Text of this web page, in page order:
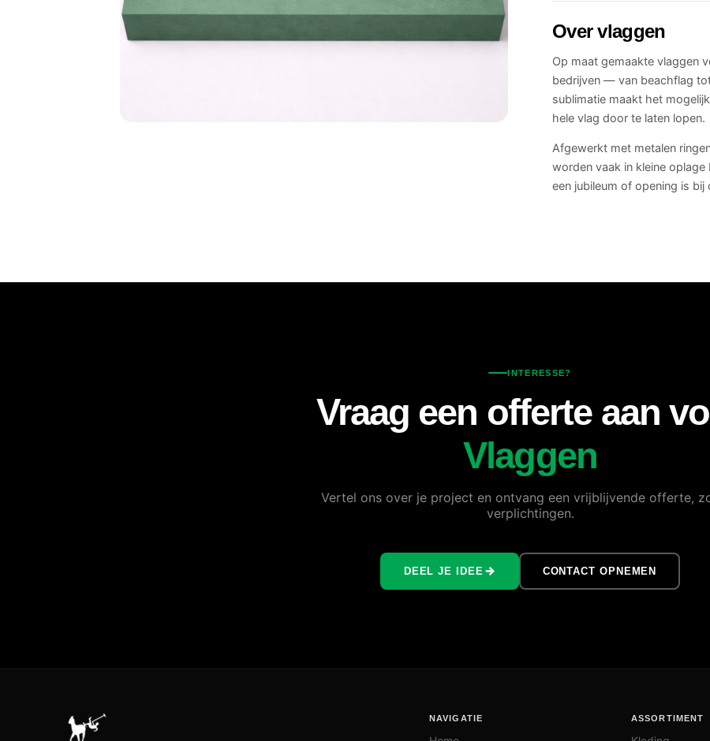
Over vlaggen
Op maat gemaakte vlaggen
bedrijven — van beachflag
sublimatie maakt het
hele vlag door te laten lopen.
Afgewerkt met metalen
worden vaak in kleine
een jubileum of opening is bij
INTERESSE?
Vraag een offerte aan
Vlaggen
Vertel ons over je project en ontvang een vrijblijvende offerte,
verplichtingen.
DEEL JE IDEE CONTACT OPNEMEN
NAVIGATIE ASSORTIMENT